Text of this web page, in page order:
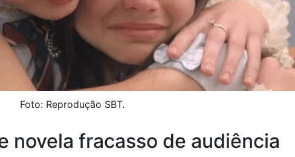
Foto: Reprodução SBT.
novela fracasso de audiência